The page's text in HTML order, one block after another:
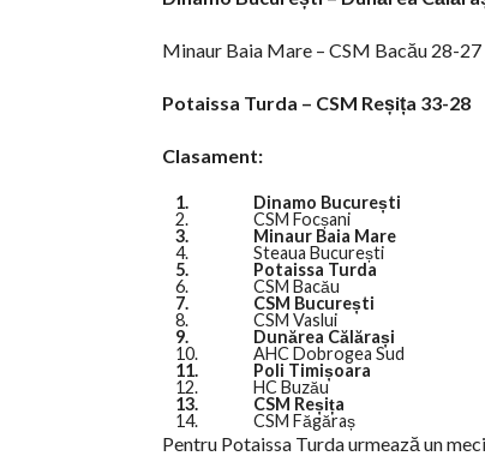
Minaur Baia Mare – CSM Bacău 28-27
Potaissa Turda – CSM Reșița 33-28
Clasament:
1. Dinamo București
2.
CSM Focșani
3.
Minaur Baia Mare
4.
Steaua București
5.
Potaissa Turda
6.
CSM Bacău
7.
CSM București
8.
CSM Vaslui
9.
Dunărea Călărași
10.
AHC Dobrogea Sud
11.
Poli Timișoara
12.
HC Buzău
13.
CSM Reșița
14.
CSM Făgăraș
Pentru Potaissa Turda urmează un